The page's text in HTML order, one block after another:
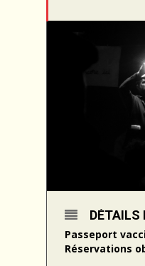
DÉTAILS
Passeport
Réservations